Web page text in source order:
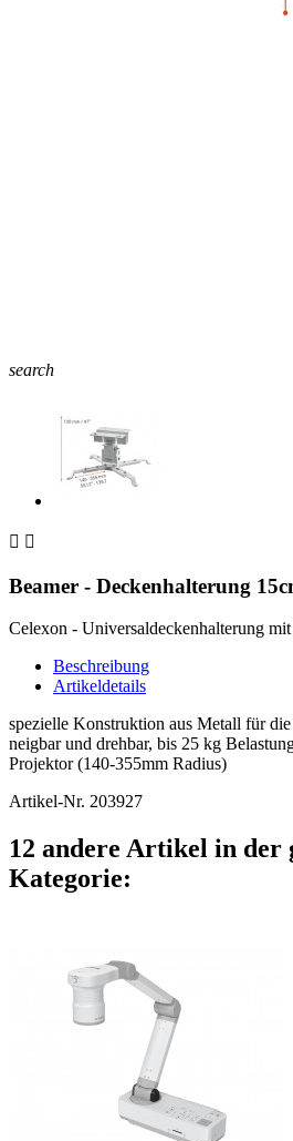
search
 
Beamer - Deckenhalterung
Celexon - Universaldeckenhalterung
Beschreibung
Artikeldetails
spezielle Konstruktion aus Metall für
neigbar und drehbar, bis 25 kg
Projektor (140-355mm Radius)
Artikel-Nr. 203927
12 andere Artikel in der
Kategorie: